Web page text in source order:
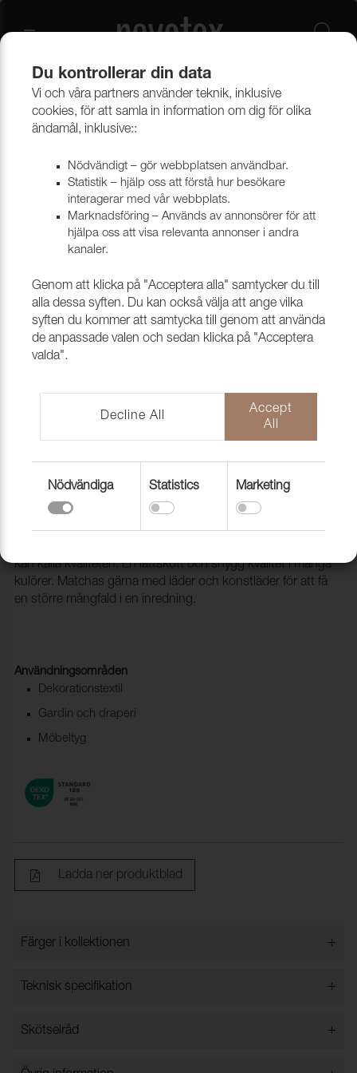
Beklädnadsmaterial Möbeltyger Alla möbeltyger
Tyg Arcade 309 Rosso vivo
1001719
kan kalla kvaliteten. En lättskött och snygg kvalitet i många
kulörer. Matchas gärna med läder och konstläder för att få
en större mångfald i en inredning.
Användningsområden
Dekorationstextil
Gardin och draperi
Möbeltyg
Ladda ner produktblad
Färger i kollektionen +
Färger i kollektionen
Teknisk specifikation +
Bredd:
Skötselråd +
Vattentvätt 30 grader
Du kontrollerar din data
Vi och våra partners använder teknik, inklusive
cookies, för att samla in information om dig för olika
ändamål, inklusive::
Nödvändigt – gör webbplatsen användbar.
Statistik – hjälp oss att förstå hur besökare
interagerar med vår webbplats.
Marknadsföring – Används av annonsörer för att
hjälpa oss att visa relevanta annonser i andra
kanaler.
Genom att klicka på "Acceptera alla" samtycker du till
alla dessa syften. Du kan också välja att ange vilka
syften du kommer att samtycka till genom att använda
de anpassade valen och sedan klicka på "Acceptera
valda".
Decline All
Accept
All
Nödvändiga Statistics Marketing